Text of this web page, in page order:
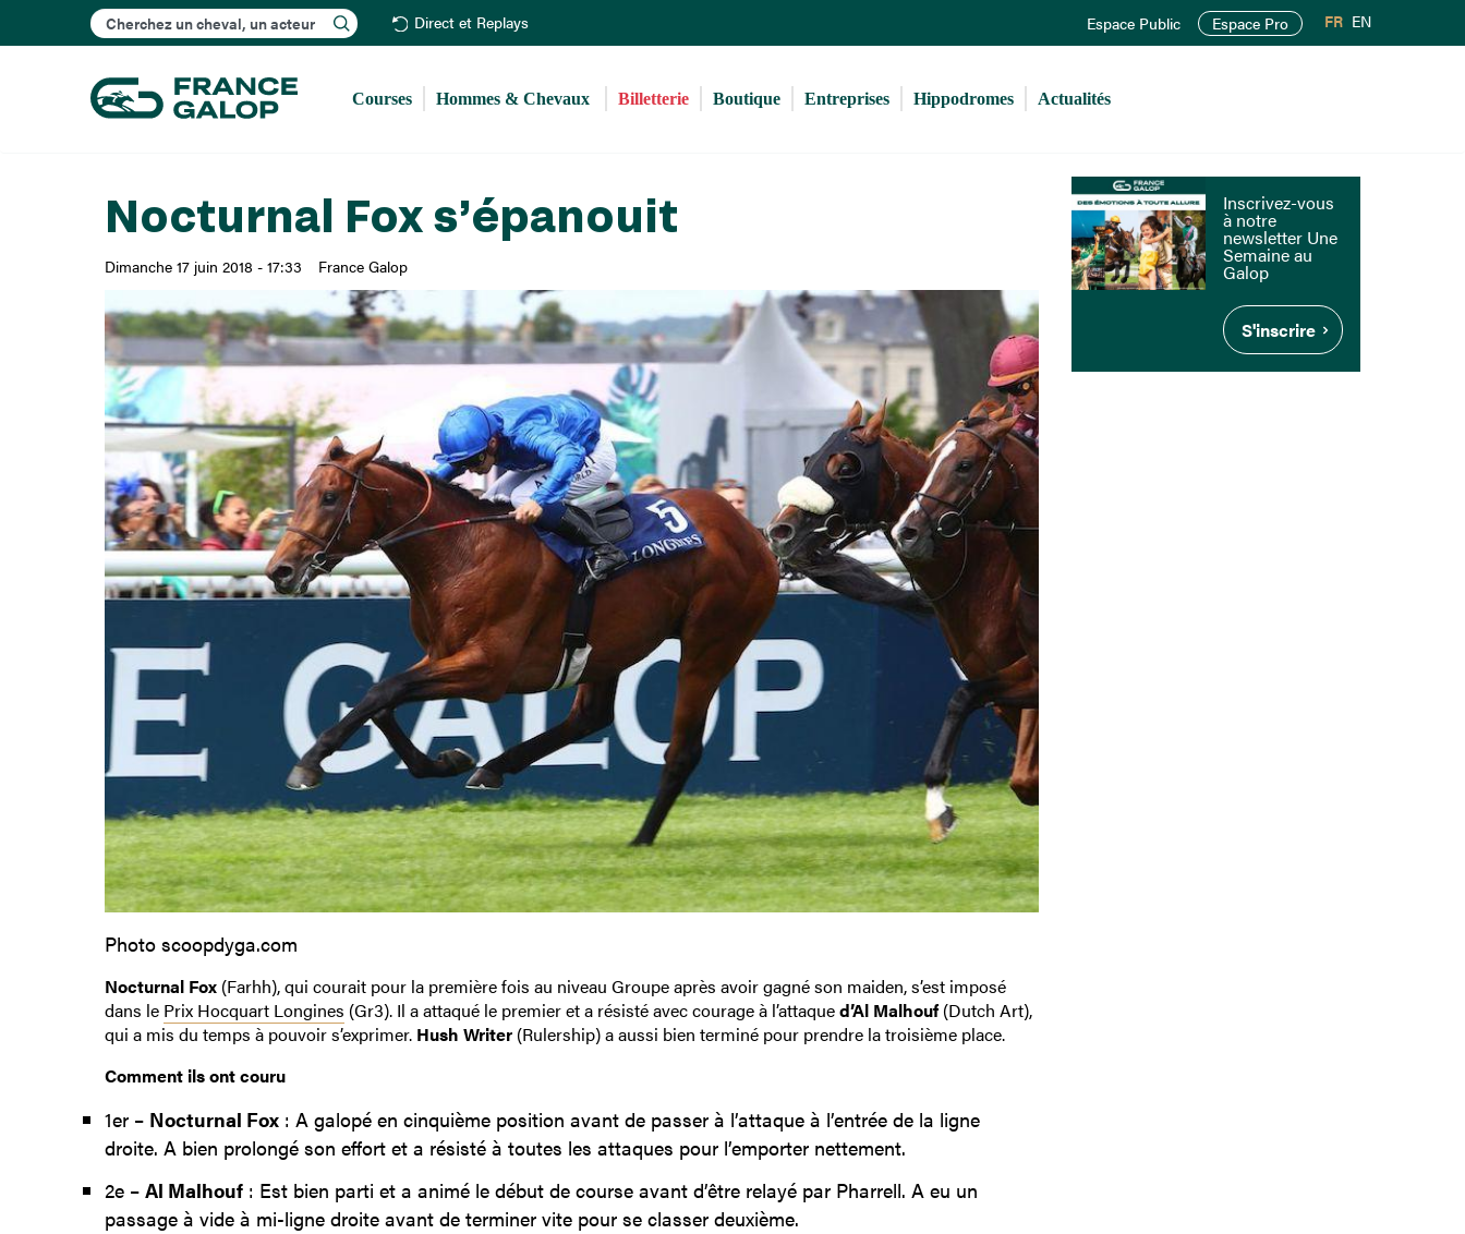
au
principal
Rechercher Direct et Replays Espace Public Espace Pro FR EN
Courses Hommes & Chevaux Billetterie Boutique Entreprises Hippodromes Actualités
Nocturnal Fox s’épanouit
Dimanche 17 juin 2018 - 17:33 France Galop
Photo scoopdyga.com
Nocturnal Fox(Farhh), qui courait pour la première fois au niveau Groupe après avoir gagné son maiden, s’est imposé
dans le Prix Hocquart Longines (Gr3). Il a attaqué le premier et a résisté avec courage à l’attaqued’Al Malhouf(Dutch Art),
qui a mis du temps à pouvoir s’exprimer. Hush Writer(Rulership) a aussi bien terminé pour prendre la troisième place.
Comment ils ont couru
1er – Nocturnal Fox: A galopé en cinquième position avant de passer à l’attaque à l’entrée de la ligne
droite. A bien prolongé son effort et a résisté à toutes les attaques pour l’emporter nettement.
2e – Al Malhouf: Est bien parti et a animé le début de course avant d’être relayé par Pharrell. A eu un
passage à vide à mi-ligne droite avant de terminer vite pour se classer deuxième.
Inscrivez-vous
à notre
newsletter Une
Semaine au
Galop
S'inscrire